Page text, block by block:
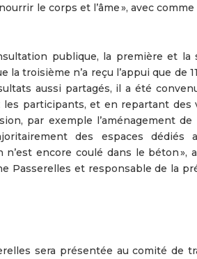
le corps et l’âme », avec
publique, la première et
la troisième n’a reçu l’appui que de
aussi partagés, il a été
participants, et en repartant des
par exemple l’aménagement
des espaces dédiés
encore coulé dans le béton »,
Passerelles et responsable de la
sera présentée au comité de